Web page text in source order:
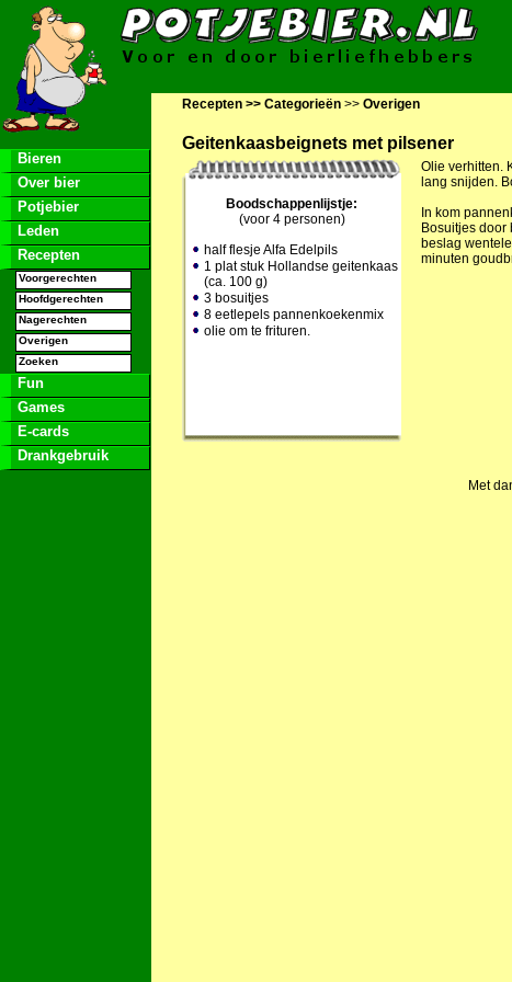
Bieren
Over bier
Potjebier
Leden
Recepten
Voorgerechten
Hoofdgerechten
Nagerechten
Overigen
Zoeken
Fun
Games
E-cards
Drankgebruik
Recepten >> Categorieën >> Overigen
Geitenkaasbeignets met pilsener
Boodschappenlijstje:
(voor 4 personen)
half flesje Alfa Edelpils
1 plat stuk Hollandse geitenkaas
(ca. 100 g)
3 bosuitjes
8 eetlepels pannenkoekenmix
olie om te frituren.
Olie verhitten.
lang snijden.
In kom
Bosuitjes door
beslag
minuten
Met